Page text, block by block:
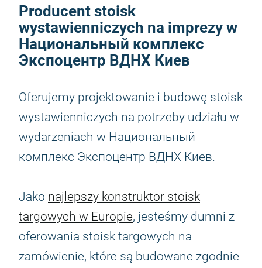
Producent stoisk
wystawienniczych na imprezy w
Национальный комплекс
Экспоцентр ВДНХ Киев
Oferujemy projektowanie i budowę stoisk
wystawienniczych na potrzeby udziału w
wydarzeniach w Национальный
комплекс Экспоцентр ВДНХ Киев.
Jako najlepszy konstruktor stoisk
targowych w Europie, jesteśmy dumni z
oferowania stoisk targowych na
zamówienie, które są budowane zgodnie